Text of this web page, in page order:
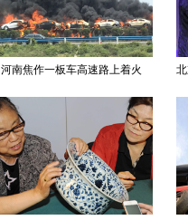
河南焦作一板车高速路上着火